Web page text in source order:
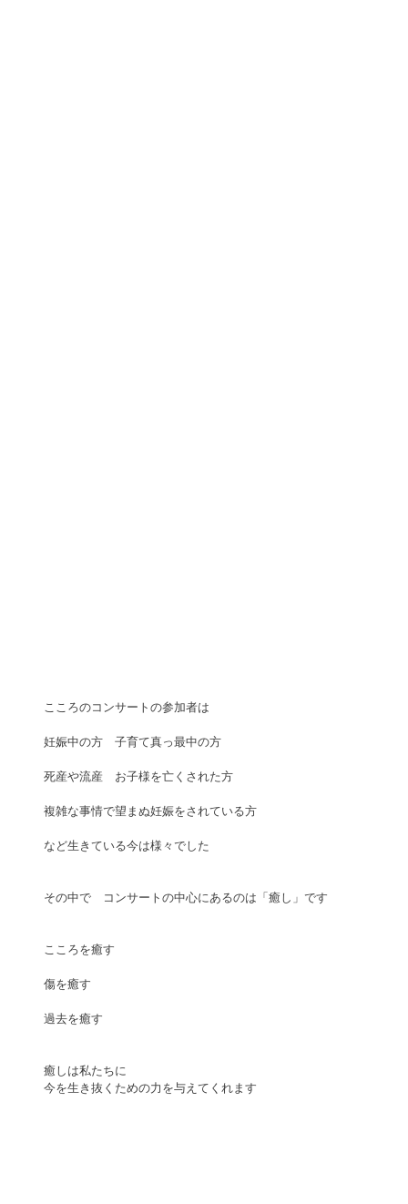
こころのコンサートの参加者は
妊娠中の方　子育て真っ最中の方
死産や流産　お子様を亡くされた方
複雑な事情で望まぬ妊娠をされている方
など生きている今は様々でした
その中で　コンサートの中心にあるのは「癒し」です
こころを癒す
傷を癒す
過去を癒す
癒しは私たちに
今を生き抜くための力を与えてくれます